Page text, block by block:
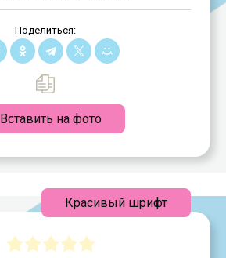
Поделиться:
Вставить на фото
Красивый шрифт